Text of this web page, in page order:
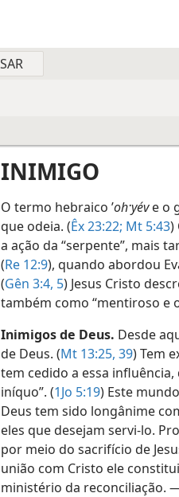
INIMIGO
oh·yéve o
que odeia. (Êx 23:22; Mt 5:43)
a ação da “serpente”, mais
(Re 12:9), quando abordou
(Gên 3:4, 5) Jesus Cristo
também como “mentiroso e
Inimigos de Deus. Desde
de Deus. (Mt 13:25, 39) Tem
tem cedido a essa
iníquo”. (1Jo 5:19) Este
Deus tem sido longânime
eles que desejam servi-lo.
por meio do sacrifício de
união com Cristo ele
ministério da reconciliação.